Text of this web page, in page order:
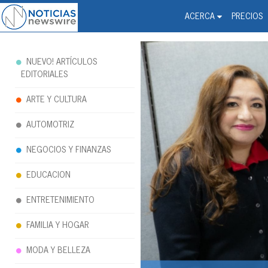
ACERCA PRECIOS
Noticias Newswire -
NUEVO! ARTÍCULOS
EDITORIALES
ARTE Y CULTURA
AUTOMOTRIZ
NEGOCIOS Y FINANZAS
EDUCACION
ENTRETENIMIENTO
FAMILIA Y HOGAR
MODA Y BELLEZA